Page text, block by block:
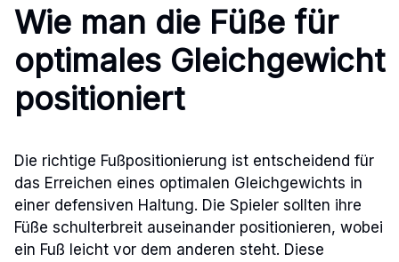
Wie man die Füße für
optimales Gleichgewicht
positioniert
Die richtige Fußpositionierung ist entscheidend für
das Erreichen eines optimalen Gleichgewichts in
einer defensiven Haltung. Die Spieler sollten ihre
Füße schulterbreit auseinander positionieren, wobei
ein Fuß leicht vor dem anderen steht. Diese